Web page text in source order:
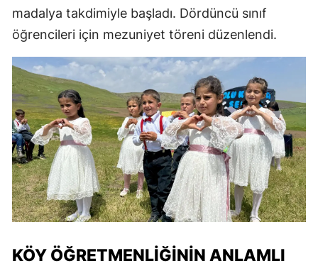
madalya takdimiyle başladı. Dördüncü sınıf
öğrencileri için mezuniyet töreni düzenlendi.
KÖY ÖĞRETMENLIĞININ ANLAMLI